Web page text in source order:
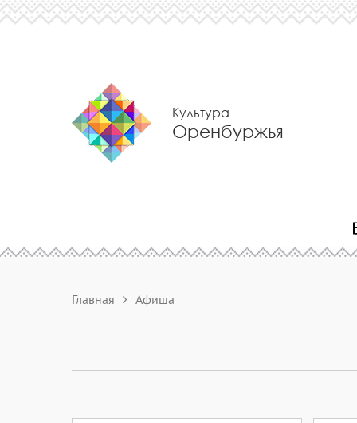
Культура
Оренбуржья
Главная Афиша